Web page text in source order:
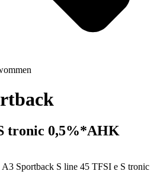
tronic 0,5%*AHK